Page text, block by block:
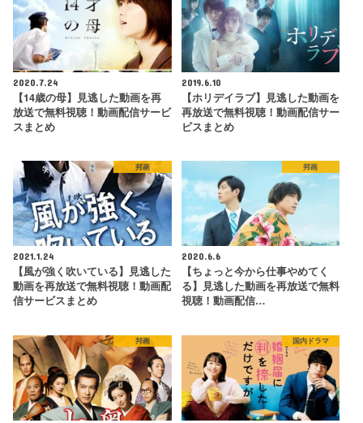
2020.7.24
【14歳の母】見逃した動画を再
放送で無料視聴！動画配信サービ
スまとめ
2019.6.10
【ホリデイラブ】見逃した動画を
再放送で無料視聴！動画配信サー
ビスまとめ
邦画
2021.1.24
【風が強く吹いている】見逃した
動画を再放送で無料視聴！動画配
信サービスまとめ
邦画
2020.6.6
【ちょっと今から仕事やめてく
る】見逃した動画を再放送で無料
視聴！動画配信…
邦画 国内ドラマ